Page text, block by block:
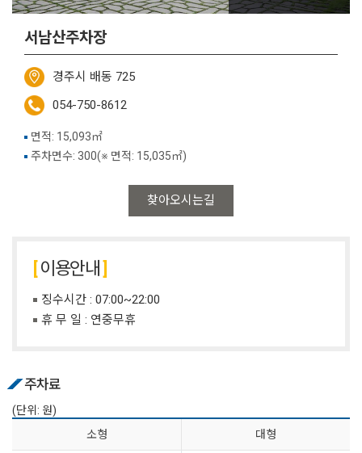
서남산주차장
경주시 배동 725
054-750-8612
찾아오시는길
면적: 15,093㎡
주차면수: 300(※ 면적: 15,035㎡)
이용안내
징수시간 : 07:00~22:00
휴 무 일 : 연중무휴
주차료
(단위: 원)
소 형
대 형